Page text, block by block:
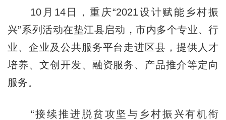
10月14日，重庆“2021设计赋能乡村振
兴”系列活动在垫江县启动，市内多个专业、行
业、企业及公共服务平台走进区县，提供人才
培养、文创开发、融资服务、产品推介等定向
服务。
“接续推进脱贫攻坚与乡村振兴有机衔